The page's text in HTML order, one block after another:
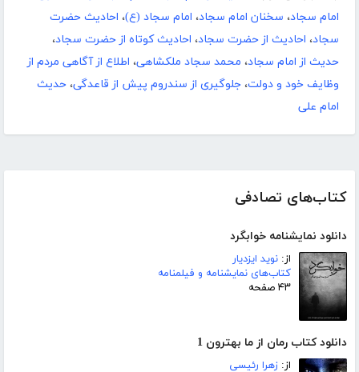
کتاب‌های تصادفی
دانلود نمایشنامه خوابگرد
از: نوید ایزدیار
کتاب‌های نمایشنامه و فیلمنامه
۴۳ صفحه
دانلود کتاب رمان از ما بهترون 1
از: زهرا رئیسی
امام سجاد، سخنان امام سجاد، امام سجاد (ع)، احادیث حضرت
سجاد، احادیث از حضرت سجاد، احادیث کوتاه از حضرت سجاد،
حدیث از امام سجاد، محمد سجاد ملکشاهی، اطلاع از آگاهی مردم از
وظایف خود و دولت، جلوگیری از سندروم پیش از قاعدگی، حدیث
امام علی